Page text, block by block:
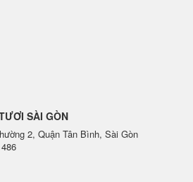
SÀI GÒN
2, Quận Tân Bình, Sài Gòn